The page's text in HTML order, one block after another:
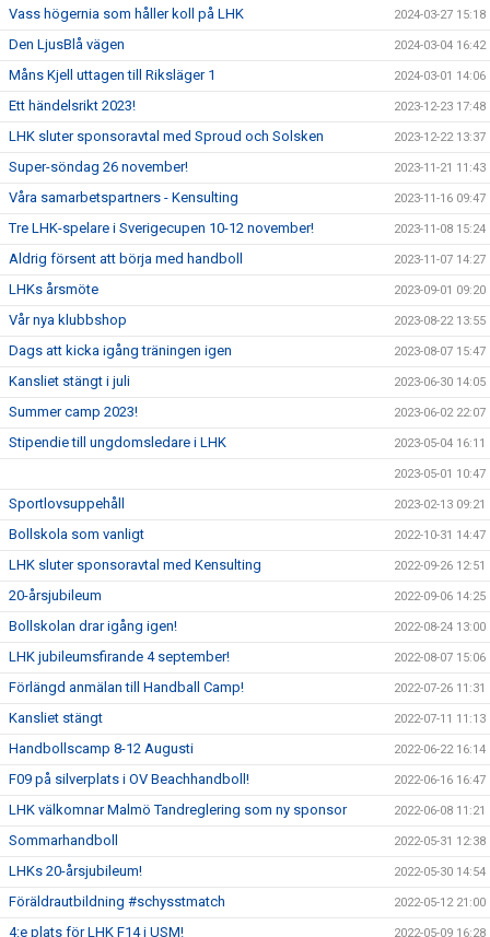
Vass högernia som håller koll på LHK 2024-03-27 15:18
Den LjusBlå vägen 2024-03-04 16:42
Måns Kjell uttagen till Riksläger 1 2024-03-01 14:06
Ett händelsrikt 2023! 2023-12-23 17:48
LHK sluter sponsoravtal med Sproud och Solsken 2023-12-22 13:37
Super-söndag 26 november! 2023-11-21 11:43
Våra samarbetspartners - Kensulting 2023-11-16 09:47
Tre LHK-spelare i Sverigecupen 10-12 november! 2023-11-08 15:24
Aldrig försent att börja med handboll 2023-11-07 14:27
LHKs årsmöte 2023-09-01 09:20
Vår nya klubbshop 2023-08-22 13:55
Dags att kicka igång träningen igen 2023-08-07 15:47
Kansliet stängt i juli 2023-06-30 14:05
Summer camp 2023! 2023-06-02 22:07
Stipendie till ungdomsledare i LHK 2023-05-04 16:11
2023-05-01 10:47
Sportlovsuppehåll 2023-02-13 09:21
Bollskola som vanligt 2022-10-31 14:47
LHK sluter sponsoravtal med Kensulting 2022-09-26 12:51
20-årsjubileum 2022-09-06 14:25
Bollskolan drar igång igen! 2022-08-24 13:00
LHK jubileumsfirande 4 september! 2022-08-07 15:06
Förlängd anmälan till Handball Camp! 2022-07-26 11:31
Kansliet stängt 2022-07-11 11:13
Handbollscamp 8-12 Augusti 2022-06-22 16:14
F09 på silverplats i OV Beachhandboll! 2022-06-16 16:47
LHK välkomnar Malmö Tandreglering som ny sponsor 2022-06-08 11:21
Sommarhandboll 2022-05-31 12:38
LHKs 20-årsjubileum! 2022-05-30 14:54
Föräldrautbildning #schysstmatch 2022-05-12 21:00
4:e plats för LHK F14 i USM! 2022-05-09 16:28